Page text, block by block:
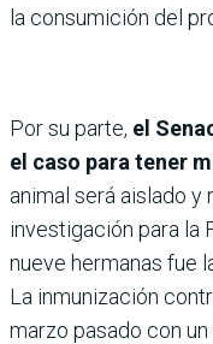
la consumición del
Por su parte, el
el caso para tener
animal será aislado
investigación para la
nueve hermanas fue
La inmunización
marzo pasado con